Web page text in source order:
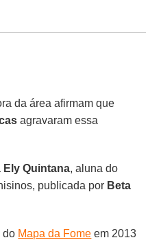
da área afirmam que
agravaram essa
Ely Quintana, aluna do
publicada por Beta
do Mapa da Fome em 2013